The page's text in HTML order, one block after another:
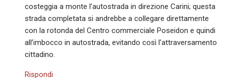
costeggia a monte l’autostrada in direzione Carini; questa
strada completata si andrebbe a collegare direttamente
con la rotonda del Centro commerciale Poseidon e quindi
all’imbocco in autostrada, evitando così l’attraversamento
cittadino.
Rispondi